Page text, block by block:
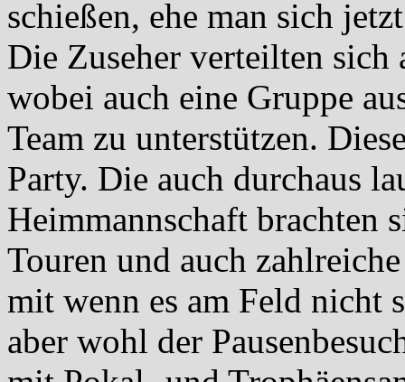
schießen, ehe man sich
Die Zuseher verteilten sich
wobei auch eine Gruppe
Team zu unterstützen.
Party. Die auch durchaus
Heimmannschaft brachten
Touren und auch
mit wenn es am Feld nicht
aber wohl der